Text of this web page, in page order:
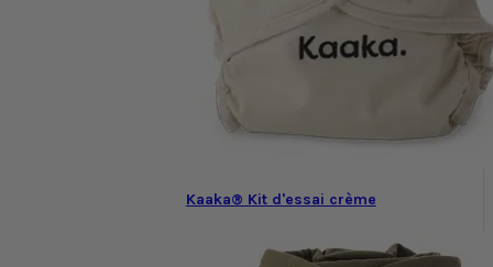
Kaaka® Kit d'essai crème